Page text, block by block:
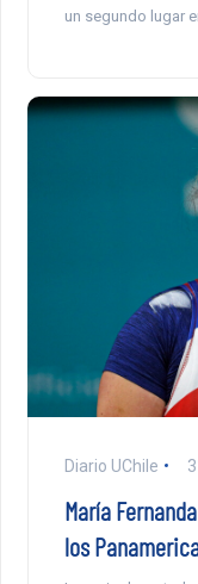
un segundo lugar
Diario UChile
María
los